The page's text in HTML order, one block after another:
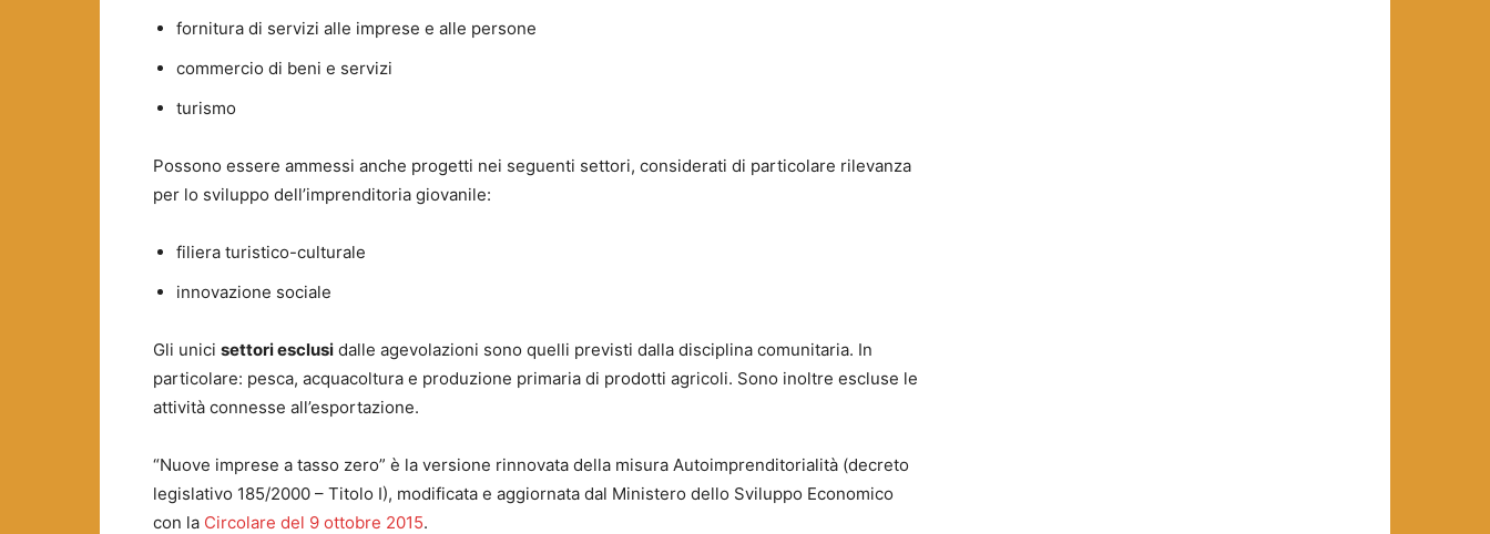
fornitura di servizi alle imprese e alle persone
commercio di beni e servizi
turismo
Possono essere ammessi anche progetti nei seguenti settori, considerati di particolare rilevanza
per lo sviluppo dell’imprenditoria giovanile:
filiera turistico-culturale
innovazione sociale
Gli unici settori esclusi dalle agevolazioni sono quelli previsti dalla disciplina comunitaria. In
particolare: pesca, acquacoltura e produzione primaria di prodotti agricoli. Sono inoltre escluse le
attività connesse all’esportazione.
“Nuove imprese a tasso zero” è la versione rinnovata della misura Autoimprenditorialità (decreto
legislativo 185/2000 – Titolo I), modificata e aggiornata dal Ministero dello Sviluppo Economico
con la Circolare del 9 ottobre 2015.